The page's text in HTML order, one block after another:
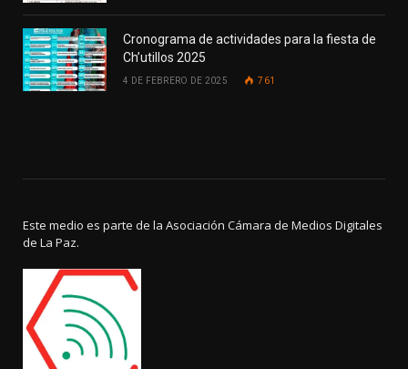
Cronograma de actividades para la fiesta de
Ch’utillos 2025
4 DE FEBRERO DE 2025 761
Este medio es parte de la Asociación Cámara de Medios Digitales
de La Paz.